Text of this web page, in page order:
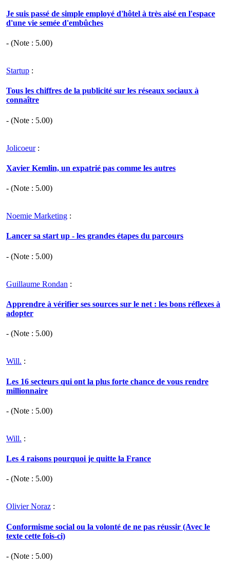
Je suis passé de simple employé d'hôtel à très aisé en l'espace
d'une vie semée d'embûches
- (Note : 5.00)
Startup :
Tous les chiffres de la publicité sur les réseaux sociaux à
connaître
- (Note : 5.00)
Jolicoeur:
Xavier Kemlin, un expatrié pas comme les autres
- (Note : 5.00)
Noemie Marketing :
Lancer sa start up - les grandes étapes du parcours
- (Note : 5.00)
Guillaume Rondan :
Apprendre à vérifier ses sources sur le net : les bons réflexes à
adopter
- (Note : 5.00)
Will. :
Les 16 secteurs qui ont la plus forte chance de vous rendre
millionnaire
- (Note : 5.00)
Will. :
Les 4 raisons pourquoi je quitte la France
- (Note : 5.00)
Olivier Noraz :
Conformisme social ou la volonté de ne pas réussir (Avec le
texte cette fois-ci)
- (Note : 5.00)